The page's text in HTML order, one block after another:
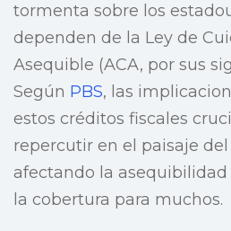
tormenta sobre los
dependen de la Ley de
Asequible (ACA, por sus
Según PBS, las
estos créditos fiscales
repercutir en el paisaje
afectando la
la cobertura para muchos.